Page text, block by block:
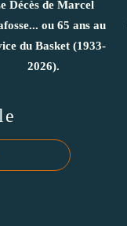
Décès de Marcel
ou 65 ans au
du Basket (1933-
2026).